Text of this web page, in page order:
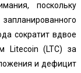
поскольку
сократит вдвое
Litecoin (LTC) за
и дефицит